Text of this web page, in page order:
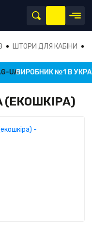
ШТОРИ ДЛЯ КАБІНИ
ВИРОБНИК №1 В
(ЕКОШКІРА)